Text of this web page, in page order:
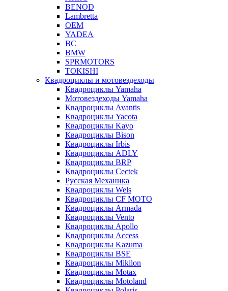
BENOD
Lambretta
OEM
YADEA
BC
BMW
SPRMOTORS
TOKISHI
Квадроциклы и мотовездеходы
Квадроциклы Yamaha
Мотовездеходы Yamaha
Квадроциклы Avantis
Квадроциклы Yacota
Квадроциклы Kayo
Квадроциклы Bison
Квадроциклы Irbis
Квадроциклы ADLY
Квадроциклы BRP
Квадроциклы Cectek
Русская Механика
Квадроциклы Wels
Квадроциклы CF MOTO
Квадроциклы Armada
Квадроциклы Vento
Квадроциклы Apollo
Квадроциклы Access
Квадроциклы Kazuma
Квадроциклы BSE
Квадроциклы Mikilon
Квадроциклы Motax
Квадроциклы Motoland